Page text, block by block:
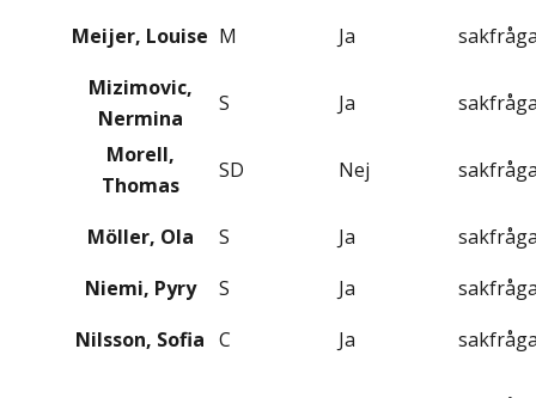
Meijer, Louise M Ja
Mizimovic,
Nermina
S Ja
Morell,
Thomas
SD Nej
Möller, Ola S Ja
Niemi, Pyry
S Ja
Nilsson, Sofia C Ja